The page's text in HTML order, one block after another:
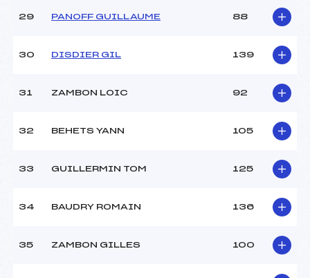
29 PANOFF GUILLAUME 88
30 DISDIER GIL 139
31 ZAMBON LOIC 92
32 BEHETS YANN 105
33 GUILLERMIN TOM 125
34 BAUDRY ROMAIN 136
35 ZAMBON GILLES 100